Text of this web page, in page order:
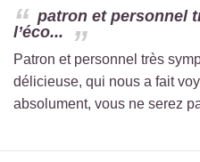
patron et personnel
l’éco...
Patron et personnel très
délicieuse, qui nous a fait
absolument, vous ne serez